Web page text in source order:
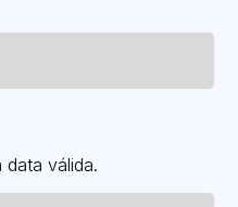
data válida.